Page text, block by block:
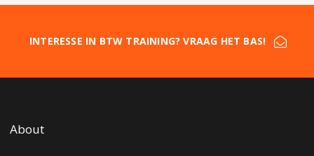
INTERESSE IN BTW TRAINING? VRAAG HET BAS!
About